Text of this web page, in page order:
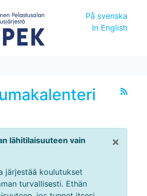
På svenska
In English
lähitilaisuuteen vain
järjestää koulutukset
turvallisesti. Ethän
×